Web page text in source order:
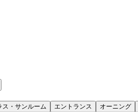
ス・サンルーム エントランス オーニング